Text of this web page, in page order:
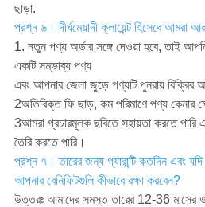
ছাড়া.
প্রশ্ন ৬। দীর্ঘমেয়াদী ক্লায়েন্ট হিসেবে আমরা
1. নতুন পণ্য অর্ডার সঙ্গে দেওয়া হবে, তাই
একটি সম্ভাব্য পণ্য
এবং আপনার জেলা জুড়ে পণ্যটি পুনরায় বিক্রির
2অতিরিক্ত ফি ছাড়, কম পরিমাণে পণ্য কেনার
3আমরা প্রচারমূলক ছবিতে সহায়তা করতে পারি
তৈরি করতে পারি।
প্রশ্ন ৭। তারের জন্য গ্যারান্টি কতদিন এবং
আপনার বেনিফিটগুলি কীভাবে রক্ষা করবেন?
উত্তরঃ আমাদের সমস্ত তারের 12-36 মাসের